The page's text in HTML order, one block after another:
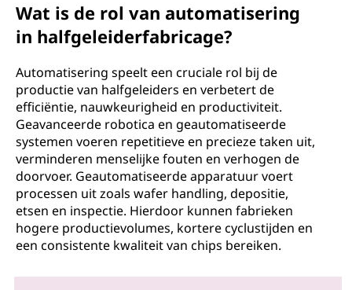
Wat is de rol van automatisering
in halfgeleiderfabricage?
Automatisering speelt een cruciale rol bij de
productie van halfgeleiders en verbetert de
efficiëntie, nauwkeurigheid en productiviteit.
Geavanceerde robotica en geautomatiseerde
systemen voeren repetitieve en precieze taken uit,
verminderen menselijke fouten en verhogen de
doorvoer. Geautomatiseerde apparatuur voert
processen uit zoals wafer handling, depositie,
etsen en inspectie. Hierdoor kunnen fabrieken
hogere productievolumes, kortere cyclustijden en
een consistente kwaliteit van chips bereiken.